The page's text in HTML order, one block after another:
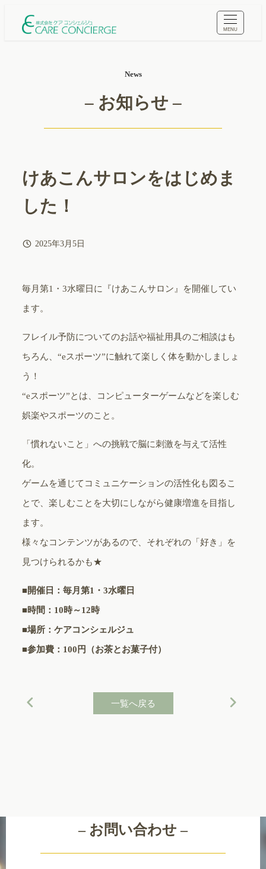
MENU
News
– お知らせ –
けあこんサロンをはじめま
した！
2025年3月5日
毎月第1・3水曜日に『けあこんサロン』を開催してい
ます。
フレイル予防についてのお話や福祉用具のご相談はも
ちろん、“eスポーツ”に触れて楽しく体を動かしましょ
う！
“eスポーツ”とは、コンピューターゲームなどを楽しむ
娯楽やスポーツのこと。
「慣れないこと」への挑戦で脳に刺激を与えて活性
化。
ゲームを通じてコミュニケーションの活性化も図るこ
とで、楽しむことを大切にしながら健康増進を目指し
ます。
様々なコンテンツがあるので、それぞれの「好き」を
見つけられるかも★
■開催日：毎月第1・3水曜日
■時間：10時～12時
■場所：ケアコンシェルジュ
■参加費：100円（お茶とお菓子付）
一覧へ戻る
– お問い合わせ –